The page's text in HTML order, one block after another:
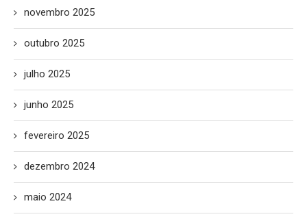
novembro 2025
outubro 2025
julho 2025
junho 2025
fevereiro 2025
dezembro 2024
maio 2024